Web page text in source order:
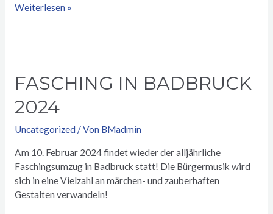
FESTKONZERT
Weiterlesen »
FASCHING IN BADBRUCK
2024
Uncategorized / Von BMadmin
Am 10. Februar 2024 findet wieder der alljährliche
Faschingsumzug in Badbruck statt! Die Bürgermusik wird
sich in eine Vielzahl an märchen- und zauberhaften
Gestalten verwandeln!